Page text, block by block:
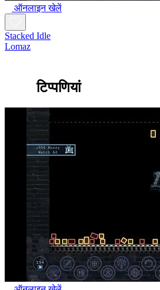
ऑनलाइन खेलें
Stacked Idle
Lomaz
टिप्पणियां